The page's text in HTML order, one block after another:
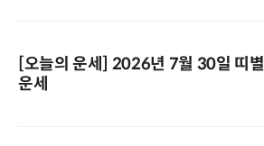
[오늘의 운세] 2026년 7월 30일 띠별
운세